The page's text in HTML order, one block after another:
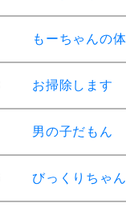
もーちゃんの体
お掃除します
男の子だもん
びっくりちゃん